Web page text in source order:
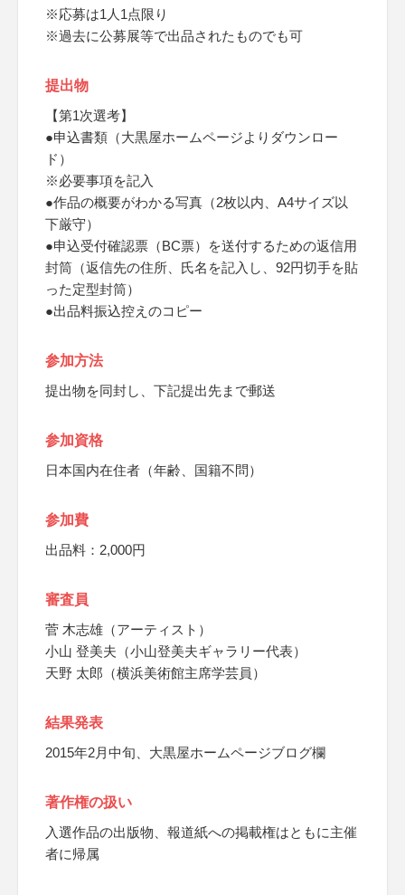
※応募は1人1点限り
※過去に公募展等で出品されたものでも可
提出物
【第1次選考】
●申込書類（大黒屋ホームページよりダウンロー
ド）
※必要事項を記入
●作品の概要がわかる写真（2枚以内、A4サイズ以
下厳守）
●申込受付確認票（BC票）を送付するための返信用
封筒（返信先の住所、氏名を記入し、92円切手を貼
った定型封筒）
●出品料振込控えのコピー
参加方法
提出物を同封し、下記提出先まで郵送
参加資格
日本国内在住者（年齢、国籍不問）
参加費
出品料：2,000円
審査員
菅 木志雄（アーティスト）
小山 登美夫（小山登美夫ギャラリー代表）
天野 太郎（横浜美術館主席学芸員）
結果発表
2015年2月中旬、大黒屋ホームページブログ欄
著作権の扱い
入選作品の出版物、報道紙への掲載権はともに主催
者に帰属